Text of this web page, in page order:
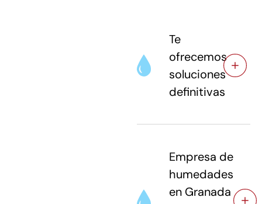
Te
ofrecemos
soluciones
definitivas
Empresa de
humedades
en Granada